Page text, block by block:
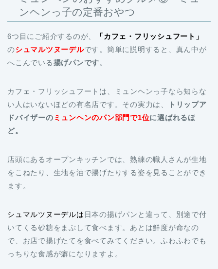
ンヘンっ子の定番おやつ
6つ目にご紹介するのが、
「カフェ・フリッシュフート」
のシュマルツヌーデルです。簡単に説明すると、真ん中が
へこんでいる揚げパンです。
カフェ・フリッシュフートは、ミュンヘンっ子なら知らな
い人はいないほどの有名店です。その実力は、
トリップア
ドバイザーの ミュンヘンのパン部門で1位に選ばれるほ
ど。
店頭にあるオープンキッチンでは、熟練の職人さんが生地
をこねたり、生地を油で揚げたりする姿を見ることができ
ます。
シュマルツヌーデルは 日本の揚げパンと違って、別途で付
いてくる砂糖をまぶして食べます。あとは鮮度が命なの
で、お店で揚げたてを食べてみてください。ふわふわでも
っちりな食感が癖になりますよ。